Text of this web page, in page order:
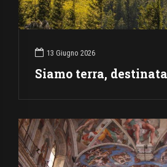
13 Giugno 2026
Siamo terra,